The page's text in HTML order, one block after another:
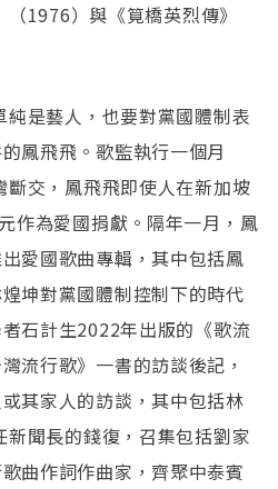
（1976）與《筧橋英烈傳》
是藝人，也要對黨國體制表
鳳飛飛。歌監執行一個月
交，鳳飛飛即使人在新加坡
作為愛國捐獻。隔年一月，鳳
愛國歌曲專輯，其中包括鳳
坤對黨國體制控制下的時代
石計生2022年出版的《歌流
流行歌》一書的訪談後記，
其家人的訪談，其中包括林
聞長的錢復，召集包括劉家
曲作詞作曲家，齊聚中泰賓